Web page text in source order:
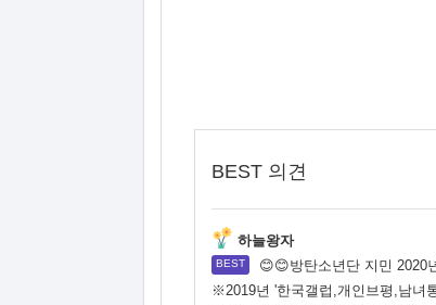
BEST 의견
하늘왕자
😊😊방탄소년단 지민 2020
※2019년 '한국갤럽,개인브평,남녀